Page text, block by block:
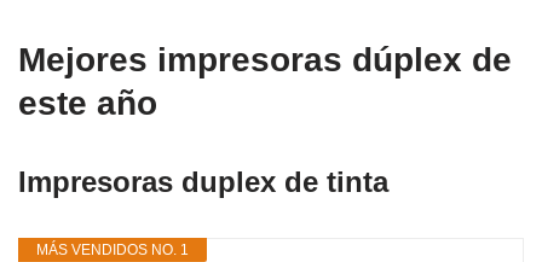
Mejores impresoras dúplex de
este año
Impresoras duplex de tinta
MÁS VENDIDOS NO. 1